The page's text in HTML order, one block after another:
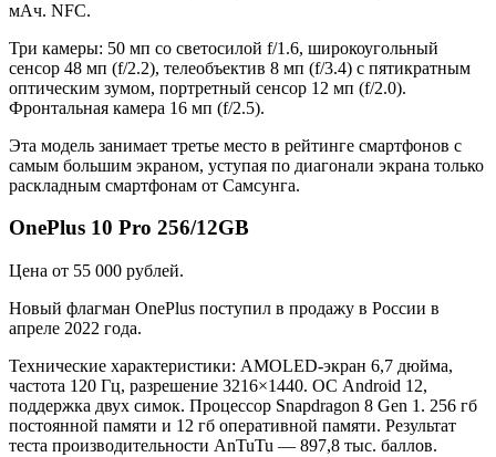
мАч. NFC.
Три камеры: 50 мп со светосилой f/1.6, широкоугольный
сенсор 48 мп (f/2.2), телеобъектив 8 мп (f/3.4) с пятикратным
оптическим зумом, портретный сенсор 12 мп (f/2.0).
Фронтальная камера 16 мп (f/2.5).
Эта модель занимает третье место в рейтинге смартфонов с
самым большим экраном, уступая по диагонали экрана только
раскладным смартфонам от Самсунга.
OnePlus 10 Pro 256/12GB
Цена от 55 000 рублей.
Новый флагман OnePlus поступил в продажу в России в
апреле 2022 года.
Технические характеристики: AMOLED-экран 6,7 дюйма,
частота 120 Гц, разрешение 3216×1440. ОС Android 12,
поддержка двух симок. Процессор Snapdragon 8 Gen 1. 256 гб
постоянной памяти и 12 гб оперативной памяти. Результат
теста производительности AnTuTu — 897,8 тыс. баллов.